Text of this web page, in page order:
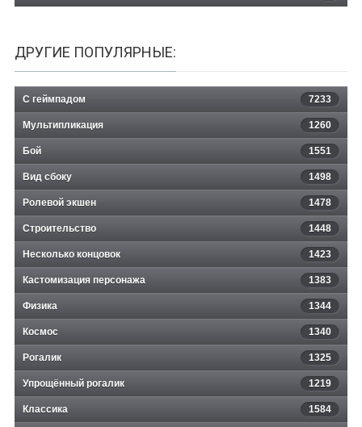
ДРУГИЕ ПОПУЛЯРНЫЕ:
С геймпадом 7233
Мультипликация 1260
Бой 1551
Вид сбоку 1498
Ролевой экшен 1478
Строительство 1448
Несколько концовок 1423
Кастомизация персонажа 1383
Физика 1344
Космос 1340
Рогалик 1325
Упрощённый рогалик 1219
Классика 1584